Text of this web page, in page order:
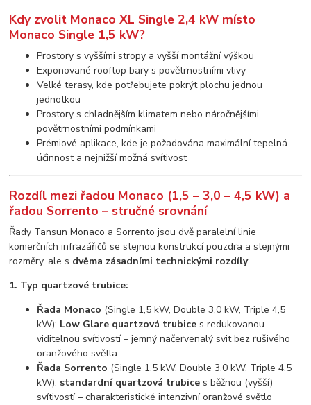
Kdy zvolit Monaco XL Single 2,4 kW místo
Monaco Single 1,5 kW?
Prostory s vyššími stropy a vyšší montážní výškou
Exponované rooftop bary s povětrnostními vlivy
Velké terasy, kde potřebujete pokrýt plochu jednou
jednotkou
Prostory s chladnějším klimatem nebo náročnějšími
povětrnostními podmínkami
Prémiové aplikace, kde je požadována maximální tepelná
účinnost a nejnižší možná svítivost
Rozdíl mezi řadou Monaco (1,5 – 3,0 – 4,5 kW) a
řadou Sorrento – stručné srovnání
Řady Tansun Monaco a Sorrento jsou dvě paralelní linie
komerčních infrazářičů se stejnou konstrukcí pouzdra a stejnými
rozměry, ale s dvěma zásadními technickými rozdíly:
1. Typ quartzové trubice:
Řada Monaco (Single 1,5 kW, Double 3,0 kW, Triple 4,5
kW): Low Glare quartzová trubice s redukovanou
viditelnou svítivostí – jemný načervenalý svit bez rušivého
oranžového světla
Řada Sorrento (Single 1,5 kW, Double 3,0 kW, Triple 4,5
kW): standardní quartzová trubice s běžnou (vyšší)
svítivostí – charakteristické intenzivní oranžové světlo